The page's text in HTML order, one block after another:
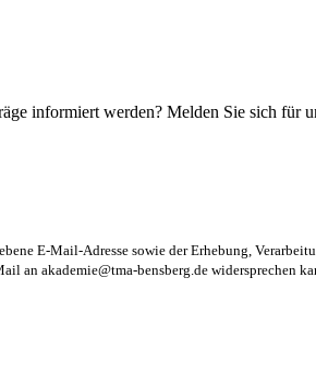
informiert werden? Melden Sie sich für
E-Mail-Adresse sowie der Erhebung,
an akademie@tma-bensberg.de widersprechen